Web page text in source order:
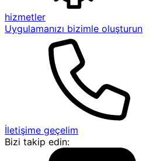
hizmetler
Uygulamanızı bizimle oluşturun
İletişime geçelim
Bizi takip edin: